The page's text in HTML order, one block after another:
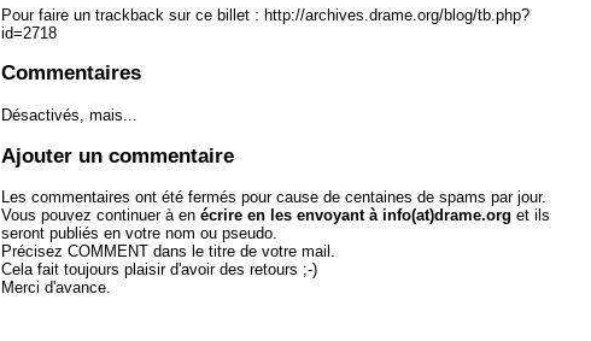
Pour faire un trackback sur ce billet : http://archives.drame.org/blog/tb.php?
id=2718
Commentaires
Désactivés, mais...
Ajouter un commentaire
Les commentaires ont été fermés pour cause de centaines de spams par jour.
Vous pouvez continuer à en écrire en les envoyant à info(at)drame.org et ils
seront publiés en votre nom ou pseudo.
Précisez COMMENT dans le titre de votre mail.
Cela fait toujours plaisir d'avoir des retours ;-)
Merci d'avance.